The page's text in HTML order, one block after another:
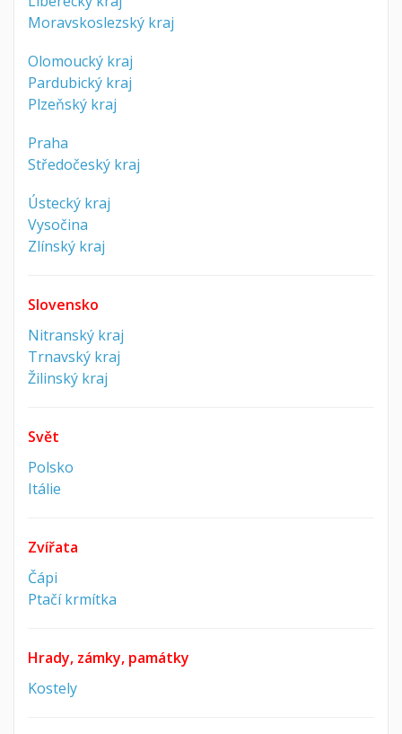
Moravskoslezský kraj
Olomoucký kraj
Pardubický kraj
Plzeňský kraj
Praha
Středočeský kraj
Ústecký kraj
Vysočina
Zlínský kraj
Slovensko
Nitranský kraj
Trnavský kraj
Žilinský kraj
Svět
Polsko
Itálie
Zvířata
Čápi
Ptačí krmítka
Hrady, zámky, památky
Kostely